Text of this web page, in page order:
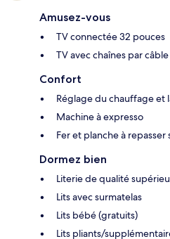
Amusez-vous
TV connectée 32 pouces
TV avec chaînes par câble
Confort
Réglage du chauffage et
Machine à expresso
Fer et planche à
Dormez bien
Literie de qualité
Lits avec surmatelas
Lits bébé (gratuits)
Lits pliants/